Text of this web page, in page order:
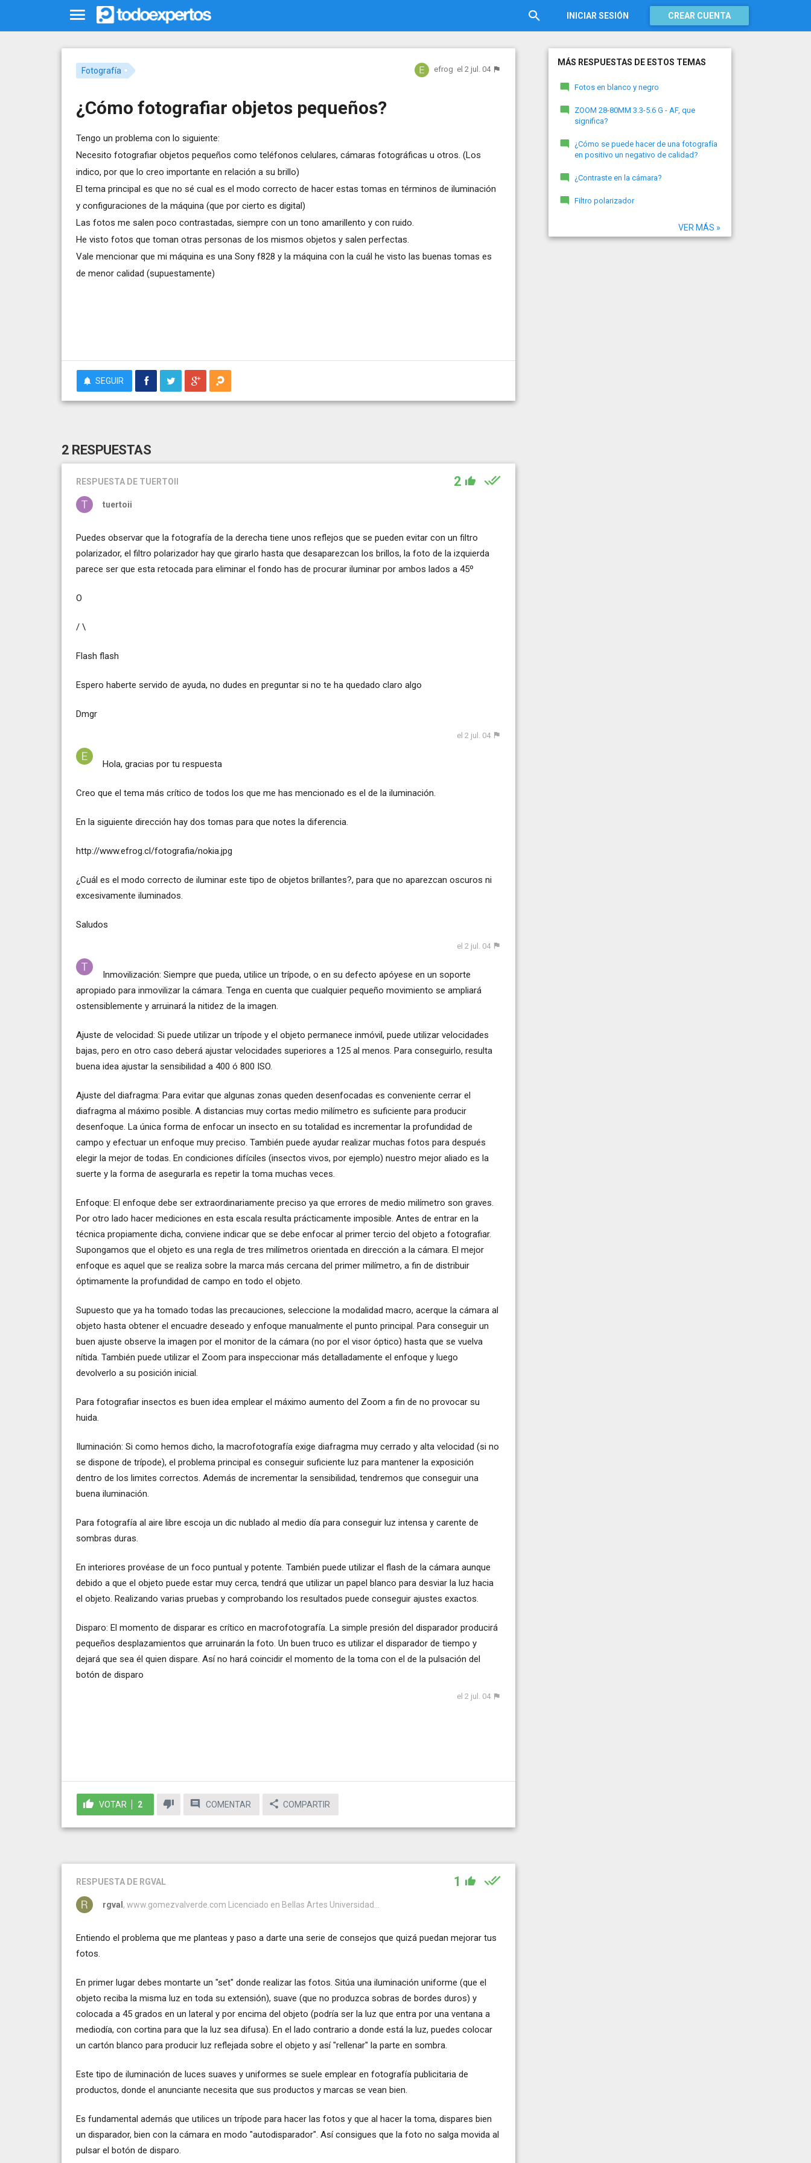
INICIAR SESIÓN CREAR CUENTA
Fotografía efrog el 2 jul. 04
¿Cómo fotografiar objetos pequeños?
Tengo un problema con lo siguiente:
Necesito fotografiar objetos pequeños como teléfonos celulares, cámaras fotográficas u otros. (Los
indico, por que lo creo importante en relación a su brillo)
El tema principal es que no sé cual es el modo correcto de hacer estas tomas en términos de iluminación
y configuraciones de la máquina (que por cierto es digital)
Las fotos me salen poco contrastadas, siempre con un tono amarillento y con ruido.
He visto fotos que toman otras personas de los mismos objetos y salen perfectas.
Vale mencionar que mi máquina es una Sony f828 y la máquina con la cuál he visto las buenas tomas es
de menor calidad (supuestamente)
SEGUIR
2 RESPUESTAS
RESPUESTA DE TUERTOII 2
tuertoii
Puedes observar que la fotografía de la derecha tiene unos reflejos que se pueden evitar con un filtro
polarizador, el filtro polarizador hay que girarlo hasta que desaparezcan los brillos, la foto de la izquierda
parece ser que esta retocada para eliminar el fondo has de procurar iluminar por ambos lados a 45º
O
/ \
Flash flash
Espero haberte servido de ayuda, no dudes en preguntar si no te ha quedado claro algo
Dmgr
el 2 jul. 04
Hola, gracias por tu respuesta
Creo que el tema más crítico de todos los que me has mencionado es el de la iluminación.
En la siguiente dirección hay dos tomas para que notes la diferencia.
http://www.efrog.cl/fotografia/nokia.jpg
¿Cuál es el modo correcto de iluminar este tipo de objetos brillantes?, para que no aparezcan oscuros ni
excesivamente iluminados.
Saludos
el 2 jul. 04
Inmovilización: Siempre que pueda, utilice un trípode, o en su defecto apóyese en un soporte
apropiado para inmovilizar la cámara. Tenga en cuenta que cualquier pequeño movimiento se ampliará
ostensiblemente y arruinará la nitidez de la imagen.
Ajuste de velocidad: Si puede utilizar un trípode y el objeto permanece inmóvil, puede utilizar velocidades
bajas, pero en otro caso deberá ajustar velocidades superiores a 125 al menos. Para conseguirlo, resulta
buena idea ajustar la sensibilidad a 400 ó 800 ISO.
Ajuste del diafragma: Para evitar que algunas zonas queden desenfocadas es conveniente cerrar el
diafragma al máximo posible. A distancias muy cortas medio milímetro es suficiente para producir
desenfoque. La única forma de enfocar un insecto en su totalidad es incrementar la profundidad de
campo y efectuar un enfoque muy preciso. También puede ayudar realizar muchas fotos para después
elegir la mejor de todas. En condiciones difíciles (insectos vivos, por ejemplo) nuestro mejor aliado es la
suerte y la forma de asegurarla es repetir la toma muchas veces.
Enfoque: El enfoque debe ser extraordinariamente preciso ya que errores de medio milímetro son graves.
Por otro lado hacer mediciones en esta escala resulta prácticamente imposible. Antes de entrar en la
técnica propiamente dicha, conviene indicar que se debe enfocar al primer tercio del objeto a fotografiar.
Supongamos que el objeto es una regla de tres milímetros orientada en dirección a la cámara. El mejor
enfoque es aquel que se realiza sobre la marca más cercana del primer milímetro, a fin de distribuir
óptimamente la profundidad de campo en todo el objeto.
Supuesto que ya ha tomado todas las precauciones, seleccione la modalidad macro, acerque la cámara al
objeto hasta obtener el encuadre deseado y enfoque manualmente el punto principal. Para conseguir un
buen ajuste observe la imagen por el monitor de la cámara (no por el visor óptico) hasta que se vuelva
nítida. También puede utilizar el Zoom para inspeccionar más detalladamente el enfoque y luego
devolverlo a su posición inicial.
Para fotografiar insectos es buen idea emplear el máximo aumento del Zoom a fin de no provocar su
huida.
Iluminación: Si como hemos dicho, la macrofotografía exige diafragma muy cerrado y alta velocidad (si no
se dispone de trípode), el problema principal es conseguir suficiente luz para mantener la exposición
dentro de los limites correctos. Además de incrementar la sensibilidad, tendremos que conseguir una
buena iluminación.
Para fotografía al aire libre escoja un dic nublado al medio día para conseguir luz intensa y carente de
sombras duras.
En interiores provéase de un foco puntual y potente. También puede utilizar el flash de la cámara aunque
debido a que el objeto puede estar muy cerca, tendrá que utilizar un papel blanco para desviar la luz hacia
el objeto. Realizando varias pruebas y comprobando los resultados puede conseguir ajustes exactos.
Disparo: El momento de disparar es crítico en macrofotografía. La simple presión del disparador producirá
pequeños desplazamientos que arruinarán la foto. Un buen truco es utilizar el disparador de tiempo y
dejará que sea él quien dispare. Así no hará coincidir el momento de la toma con el de la pulsación del
botón de disparo
el 2 jul. 04
VOTAR 2 COMENTAR COMPARTIR
RESPUESTA DE RGVAL 1
rgval, www.gomezvalverde.com Licenciado en Bellas Artes Universidad...
Entiendo el problema que me planteas y paso a darte una serie de consejos que quizá puedan mejorar tus
fotos.
En primer lugar debes montarte un "set" donde realizar las fotos. Sitúa una iluminación uniforme (que el
objeto reciba la misma luz en toda su extensión), suave (que no produzca sobras de bordes duros) y
colocada a 45 grados en un lateral y por encima del objeto (podría ser la luz que entra por una ventana a
mediodía, con cortina para que la luz sea difusa). En el lado contrario a donde está la luz, puedes colocar
un cartón blanco para producir luz reflejada sobre el objeto y así "rellenar" la parte en sombra.
Este tipo de iluminación de luces suaves y uniformes se suele emplear en fotografía publicitaria de
productos, donde el anunciante necesita que sus productos y marcas se vean bien.
Es fundamental además que utilices un trípode para hacer las fotos y que al hacer la toma, dispares bien
un disparador, bien con la cámara en modo "autodisparador". Así consigues que la foto no salga movida al
pulsar el botón de disparo.
MÁS RESPUESTAS DE ESTOS TEMAS
Fotos en blanco y negro
ZOOM 28-80MM 3.3-5.6 G - AF, que
significa?
¿Cómo se puede hacer de una fotografía
en positivo un negativo de calidad?
¿Contraste en la cámara?
Filtro polarizador
VER MÁS »